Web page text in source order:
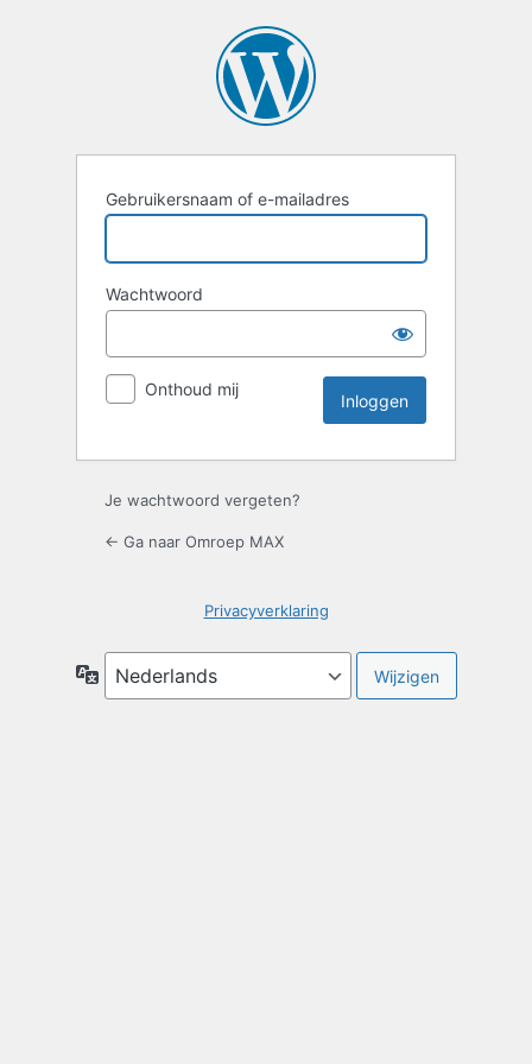
Gebruikersnaam of e-mailadres
Wachtwoord
Onthoud mij
Je wachtwoord vergeten?
← Ga naar Omroep MAX
Privacyverklaring
Taal